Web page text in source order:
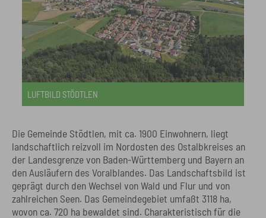
LUFTBILD STÖDTLEN
Die Gemeinde Stödtlen, mit ca. 1900 Einwohnern, liegt
landschaftlich reizvoll im Nordosten des Ostalbkreises an
der Landesgrenze von Baden-Württemberg und Bayern an
den Ausläufern des Voralblandes. Das Landschaftsbild ist
geprägt durch den Wechsel von Wald und Flur und von
zahlreichen Seen. Das Gemeindegebiet umfaßt 3118 ha,
wovon ca. 720 ha bewaldet sind. Charakteristisch für die